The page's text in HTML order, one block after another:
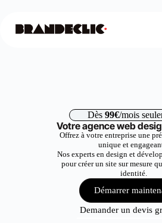
Dès 99€/mois
Votre agence web
Offrez à votre entreprise une
unique et
Nos experts en design et
pour créer un site sur mesure
identité.
Démarrer
Demander un devis